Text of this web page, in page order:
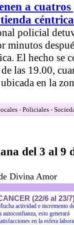
a
céntrica
policial
minutos
El hecho se
las 19.00,
en la
- Policiales -
del 3 al 9
Divina Amor
(22/6 al 23/
actividad e incremento
autoconfianza, esto generará
en la esfera